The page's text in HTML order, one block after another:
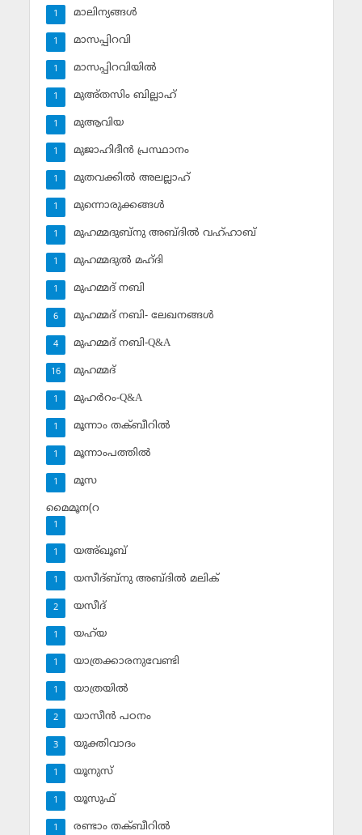
മാലിന്യങ്ങള്‍
1
മാസപ്പിറവി
1
മാസപ്പിറവിയില്‍
1
മുഅ്തസിം ബില്ലാഹ്
1
മുആവിയ
1
മുജാഹിദീന്‍ പ്രസ്ഥാനം
1
മുതവക്കില്‍ അലല്ലാഹ്
1
മുന്നൊരുക്കങ്ങള്‍
1
മുഹമ്മദുബ്‌നു അബ്ദില്‍ വഹ്ഹാബ്
1
മുഹമ്മദുല്‍ മഹ്ദി
1
മുഹമ്മദ് നബി
1
മുഹമ്മദ് നബി- ലേഖനങ്ങള്‍
6
മുഹമ്മദ് നബി-Q&A
4
മുഹമ്മദ്‌
16
മുഹര്‍റം-Q&A
1
മൂന്നാം തക്ബീറില്‍
1
മൂന്നാംപത്തില്‍
1
മൂസ
1
മൈമൂന(റ
1
യഅ്ഖൂബ്‌
1
യസീദ്ബ്‌നു അബ്ദില്‍ മലിക്‌
1
യസീദ്‌
2
യഹ്‌യ
1
യാത്രക്കാരനുവേണ്ടി
1
യാത്രയില്‍
1
യാസീന്‍ പഠനം
2
യുക്തിവാദം
3
യൂനുസ്‌
1
യൂസുഫ്‌
1
രണ്ടാം തക്ബീറില്‍
1